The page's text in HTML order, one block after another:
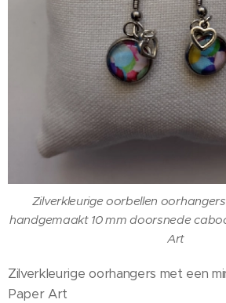
Zilverkleurige oorbellen
handgemaakt 10 mm doorsnede
Art
Zilverkleurige oorhangers met een
Paper Art